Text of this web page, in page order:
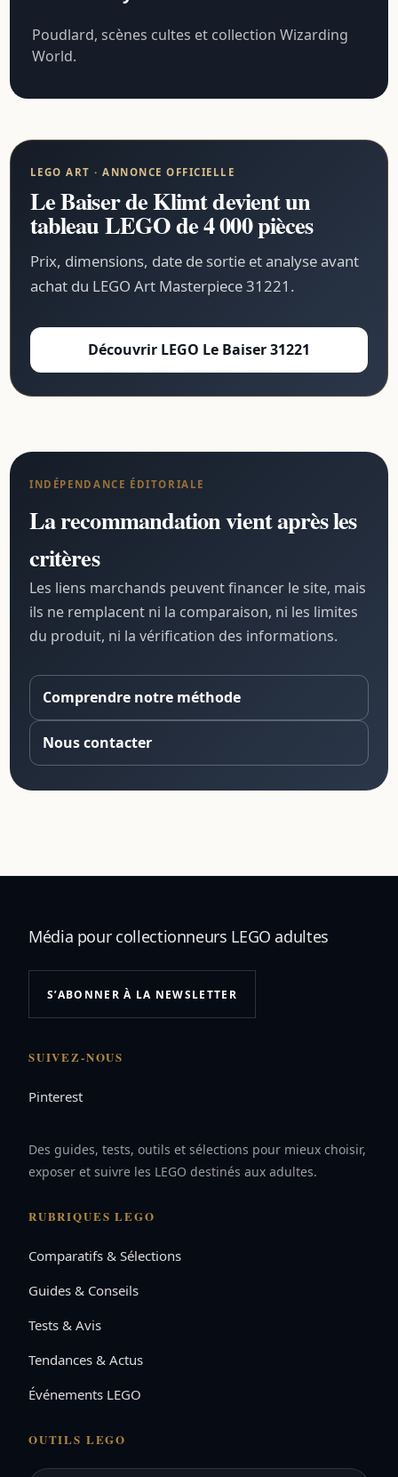
Poudlard, scènes cultes et collection Wizarding
World.
LEGO ART · ANNONCE OFFICIELLE
Le Baiser de Klimt devient un
tableau LEGO de 4 000 pièces
Prix, dimensions, date de sortie et analyse avant
achat du LEGO Art Masterpiece 31221.
Découvrir LEGO Le Baiser 31221
INDÉPENDANCE ÉDITORIALE
La recommandation vient après les
critères
Les liens marchands peuvent financer le site, mais
ils ne remplacent ni la comparaison, ni les limites
du produit, ni la vérification des informations.
Comprendre notre méthode
Nous contacter
Média pour collectionneurs LEGO adultes
S’ABONNER À LA NEWSLETTER
SUIVEZ-NOUS
Pinterest
Des guides, tests, outils et sélections pour mieux choisir,
exposer et suivre les LEGO destinés aux adultes.
RUBRIQUES LEGO
Comparatifs & Sélections
Guides & Conseils
Tests & Avis
Tendances & Actus
Événements LEGO
OUTILS LEGO